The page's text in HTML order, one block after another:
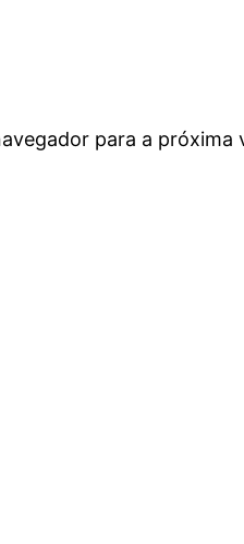
para a próxima